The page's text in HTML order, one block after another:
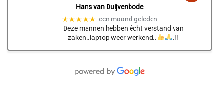
Hans van Duijvenbode
★★★★★ een maand geleden
Deze mannen hebben écht verstand van
zaken..laptop weer werkend..
.!!